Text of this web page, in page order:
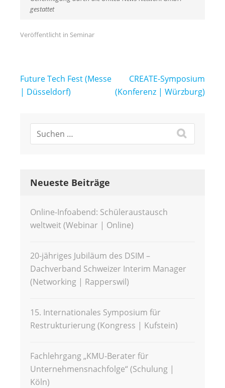
gestattet
Veröffentlicht in Seminar
Beitragsnavigation
Future Tech Fest (Messe
| Düsseldorf)
CREATE-Symposium
(Konferenz | Würzburg)
Neueste Beiträge
Online-Infoabend: Schüleraustausch
weltweit (Webinar | Online)
20-jähriges Jubiläum des DSIM –
Dachverband Schweizer Interim Manager
(Networking | Rapperswil)
15. Internationales Symposium für
Restrukturierung (Kongress | Kufstein)
Fachlehrgang „KMU-Berater für
Unternehmensnachfolge“ (Schulung |
Köln)